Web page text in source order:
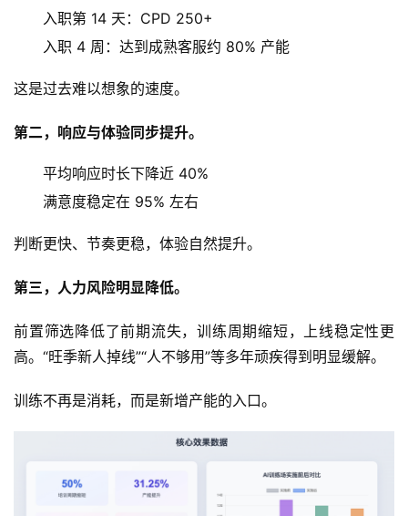
入职第 14 天：CPD 250+
入职 4 周：达到成熟客服约 80% 产能
这是过去难以想象的速度。
第二，响应与体验同步提升。
平均响应时长下降近 40%
满意度稳定在 95% 左右
判断更快、节奏更稳，体验自然提升。
第三，人力风险明显降低。
前置筛选降低了前期流失，训练周期缩短，上线稳定性更
高。“旺季新人掉线”“人不够用”等多年顽疾得到明显缓解。
训练不再是消耗，而是新增产能的入口。